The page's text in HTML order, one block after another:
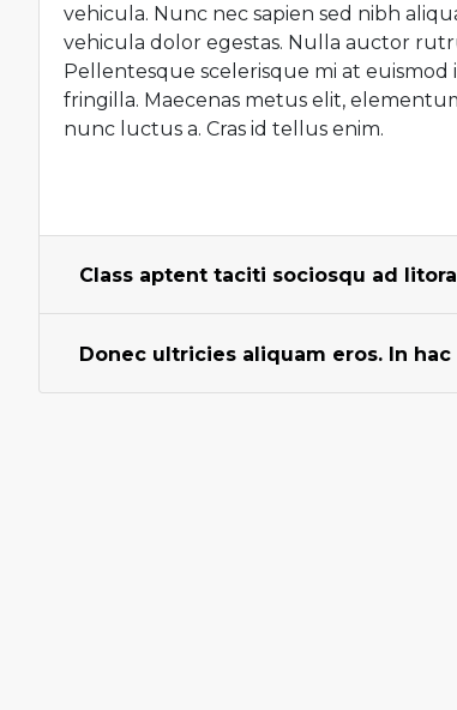
vehicula. Nunc nec sapien sed nibh
vehicula dolor egestas. Nulla auctor
Pellentesque scelerisque mi at
fringilla. Maecenas metus elit,
nunc luctus a. Cras id tellus enim.
Class aptent taciti sociosqu ad
Donec ultricies aliquam eros. In